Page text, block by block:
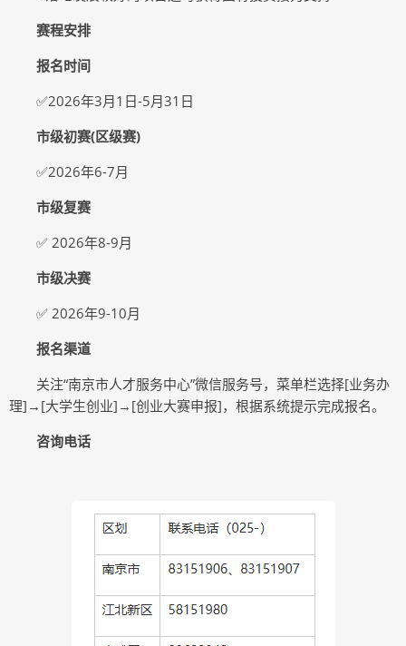
赛程安排
报名时间
✅2026年3月1日-5月31日
市级初赛(区级赛)
✅2026年6-7月
市级复赛
✅ 2026年8-9月
市级决赛
✅ 2026年9-10月
报名渠道
关注“南京市人才服务中心”微信服务号，菜单栏选择[业务办
理]→[大学生创业]→[创业大赛申报]，根据系统提示完成报名。
咨询电话